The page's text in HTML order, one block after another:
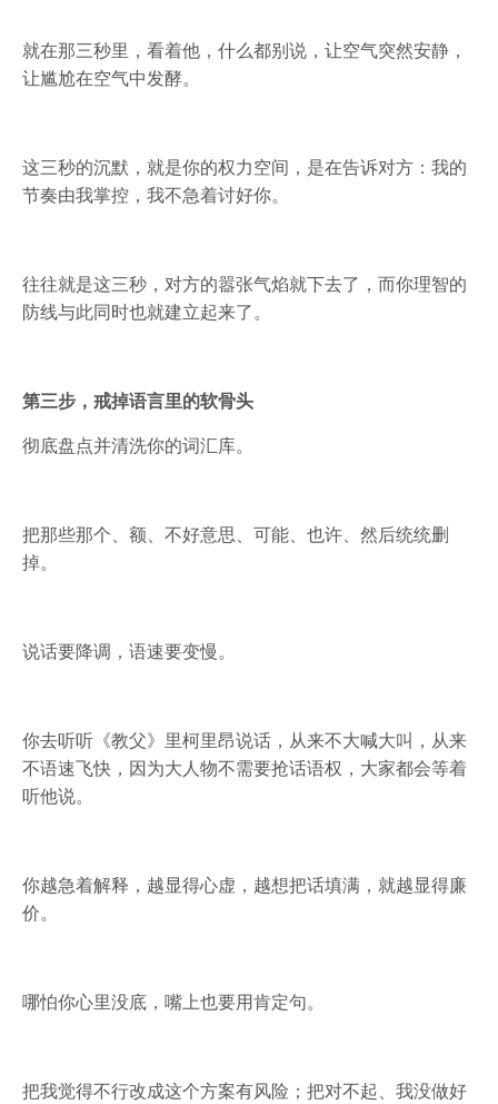
就在那三秒里，看着他，什么都别说，让空气突然安静，
让尴尬在空气中发酵。
这三秒的沉默，就是你的权力空间，是在告诉对方：我的
节奏由我掌控，我不急着讨好你。
往往就是这三秒，对方的嚣张气焰就下去了，而你理智的
防线与此同时也就建立起来了。
第三步，戒掉语言里的软骨头
彻底盘点并清洗你的词汇库。
把那些那个、额、不好意思、可能、也许、然后统统删
掉。
说话要降调，语速要变慢。
你去听听《教父》里柯里昂说话，从来不大喊大叫，从来
不语速飞快，因为大人物不需要抢话语权，大家都会等着
听他说。
你越急着解释，越显得心虚，越想把话填满，就越显得廉
价。
哪怕你心里没底，嘴上也要用肯定句。
把我觉得不行改成这个方案有风险；把对不起、我没做好